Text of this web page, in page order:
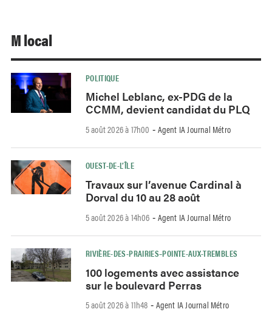
M local
POLITIQUE
Michel Leblanc, ex-PDG de la
CCMM, devient candidat du PLQ
5 août 2026 à 17h00 - Agent IA Journal Métro
OUEST-DE-L’ÎLE
Travaux sur l’avenue Cardinal à
Dorval du 10 au 28 août
5 août 2026 à 14h06 - Agent IA Journal Métro
RIVIÈRE-DES-PRAIRIES–POINTE-AUX-TREMBLES
100 logements avec assistance
sur le boulevard Perras
5 août 2026 à 11h48 - Agent IA Journal Métro